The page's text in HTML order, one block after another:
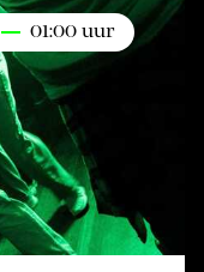
01:00 uur